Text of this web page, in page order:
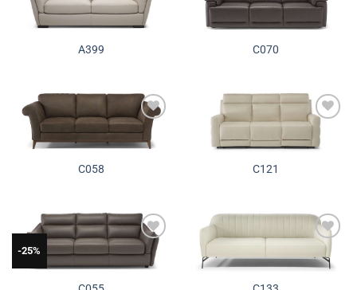
Додади во
желботека
A399
Додади во
желботека
C070
Додади во
желботека
C058
Додади во
желботека
C121
-25%
Додади во
желботека
Додади во
желботека